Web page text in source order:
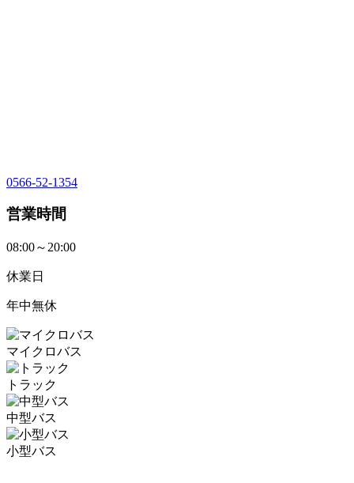
0566-52-1354
営業時間
08:00～20:00
休業日
年中無休
マイクロバス
トラック
中型バス
小型バス